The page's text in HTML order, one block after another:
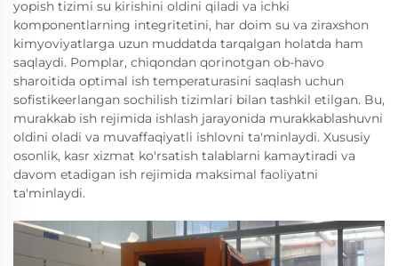
yopish tizimi su kirishini oldini qiladi va ichki
komponentlarning integritetini, har doim su va ziraxshon
kimyoviyatlarga uzun muddatda tarqalgan holatda ham
saqlaydi. Pomplar, chiqondan qorinotgan ob-havo
sharoitida optimal ish temperaturasini saqlash uchun
sofistikeerlangan sochilish tizimlari bilan tashkil etilgan. Bu,
murakkab ish rejimida ishlash jarayonida murakkablashuvni
oldini oladi va muvaffaqiyatli ishlovni ta'minlaydi. Xususiy
osonlik, kasr xizmat ko'rsatish talablarni kamaytiradi va
davom etadigan ish rejimida maksimal faoliyatni
ta'minlaydi.